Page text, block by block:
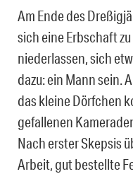
Am Ende des
sich eine Erbschaft
niederlassen, sich
dazu: ein Mann sein.
das kleine Dörfchen
gefallenen
Nach erster Skepsis
Arbeit, gut bestellte